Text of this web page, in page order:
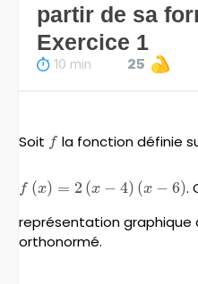
partir de sa
Exercice 1
10 min 25
Soit ff la fonction définie
f\left(x\right)=2\left(x-
f (x) = 2 (x − 4) (x − 6).
représentation graphique
orthonormé.